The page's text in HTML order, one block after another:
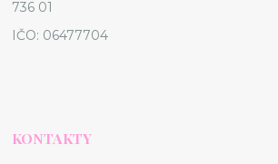
736 01
IČO: 06477704
KONTAKTY